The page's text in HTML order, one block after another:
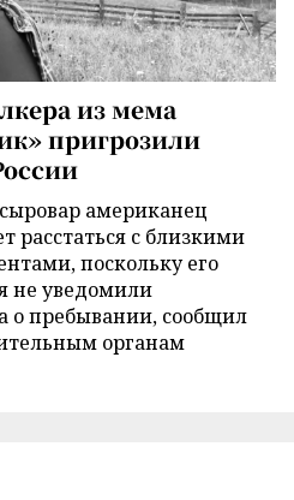
из мема
пригрозили
американец
расстаться с близкими
поскольку его
не уведомили
о пребывании, сообщил
органам